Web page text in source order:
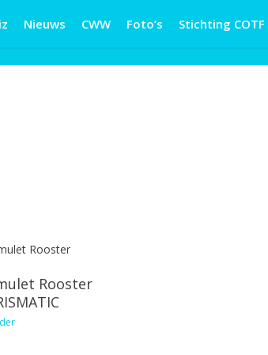
Nieuws CWW Foto’s Stichting COTF
Rooster